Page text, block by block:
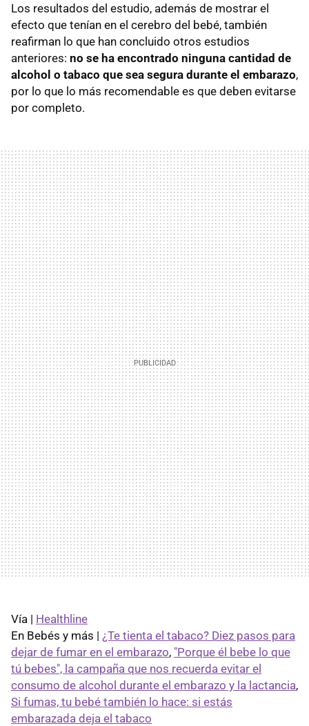
Los resultados del estudio, además de mostrar el
efecto que tenían en el cerebro del bebé, también
reafirman lo que han concluido otros estudios
anteriores: no se ha encontrado ninguna cantidad de
alcohol o tabaco que sea segura durante el embarazo,
por lo que lo más recomendable es que deben evitarse
por completo.
Vía | Healthline
En Bebés y más | ¿Te tienta el tabaco? Diez pasos para
dejar de fumar en el embarazo, "Porque él bebe lo que
tú bebes", la campaña que nos recuerda evitar el
consumo de alcohol durante el embarazo y la lactancia,
Si fumas, tu bebé también lo hace: si estás
embarazada deja el tabaco